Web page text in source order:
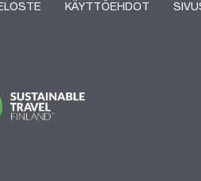
KÄYTTÖEHDOT